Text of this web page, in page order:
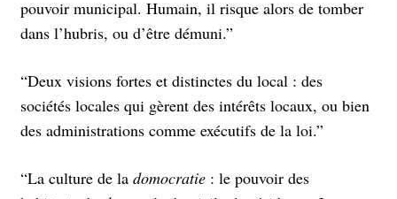
pouvoir municipal. Humain, il risque alors de tomber
dans l’hubris, ou d’être démuni.”
“Deux visions fortes et distinctes du local : des
sociétés locales qui gèrent des intérêts locaux, ou bien
des administrations comme exécutifs de la loi.”
“La culture de la domocratie : le pouvoir des